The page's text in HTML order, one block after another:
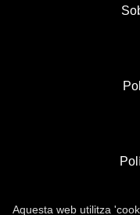
Aquesta web utilitza